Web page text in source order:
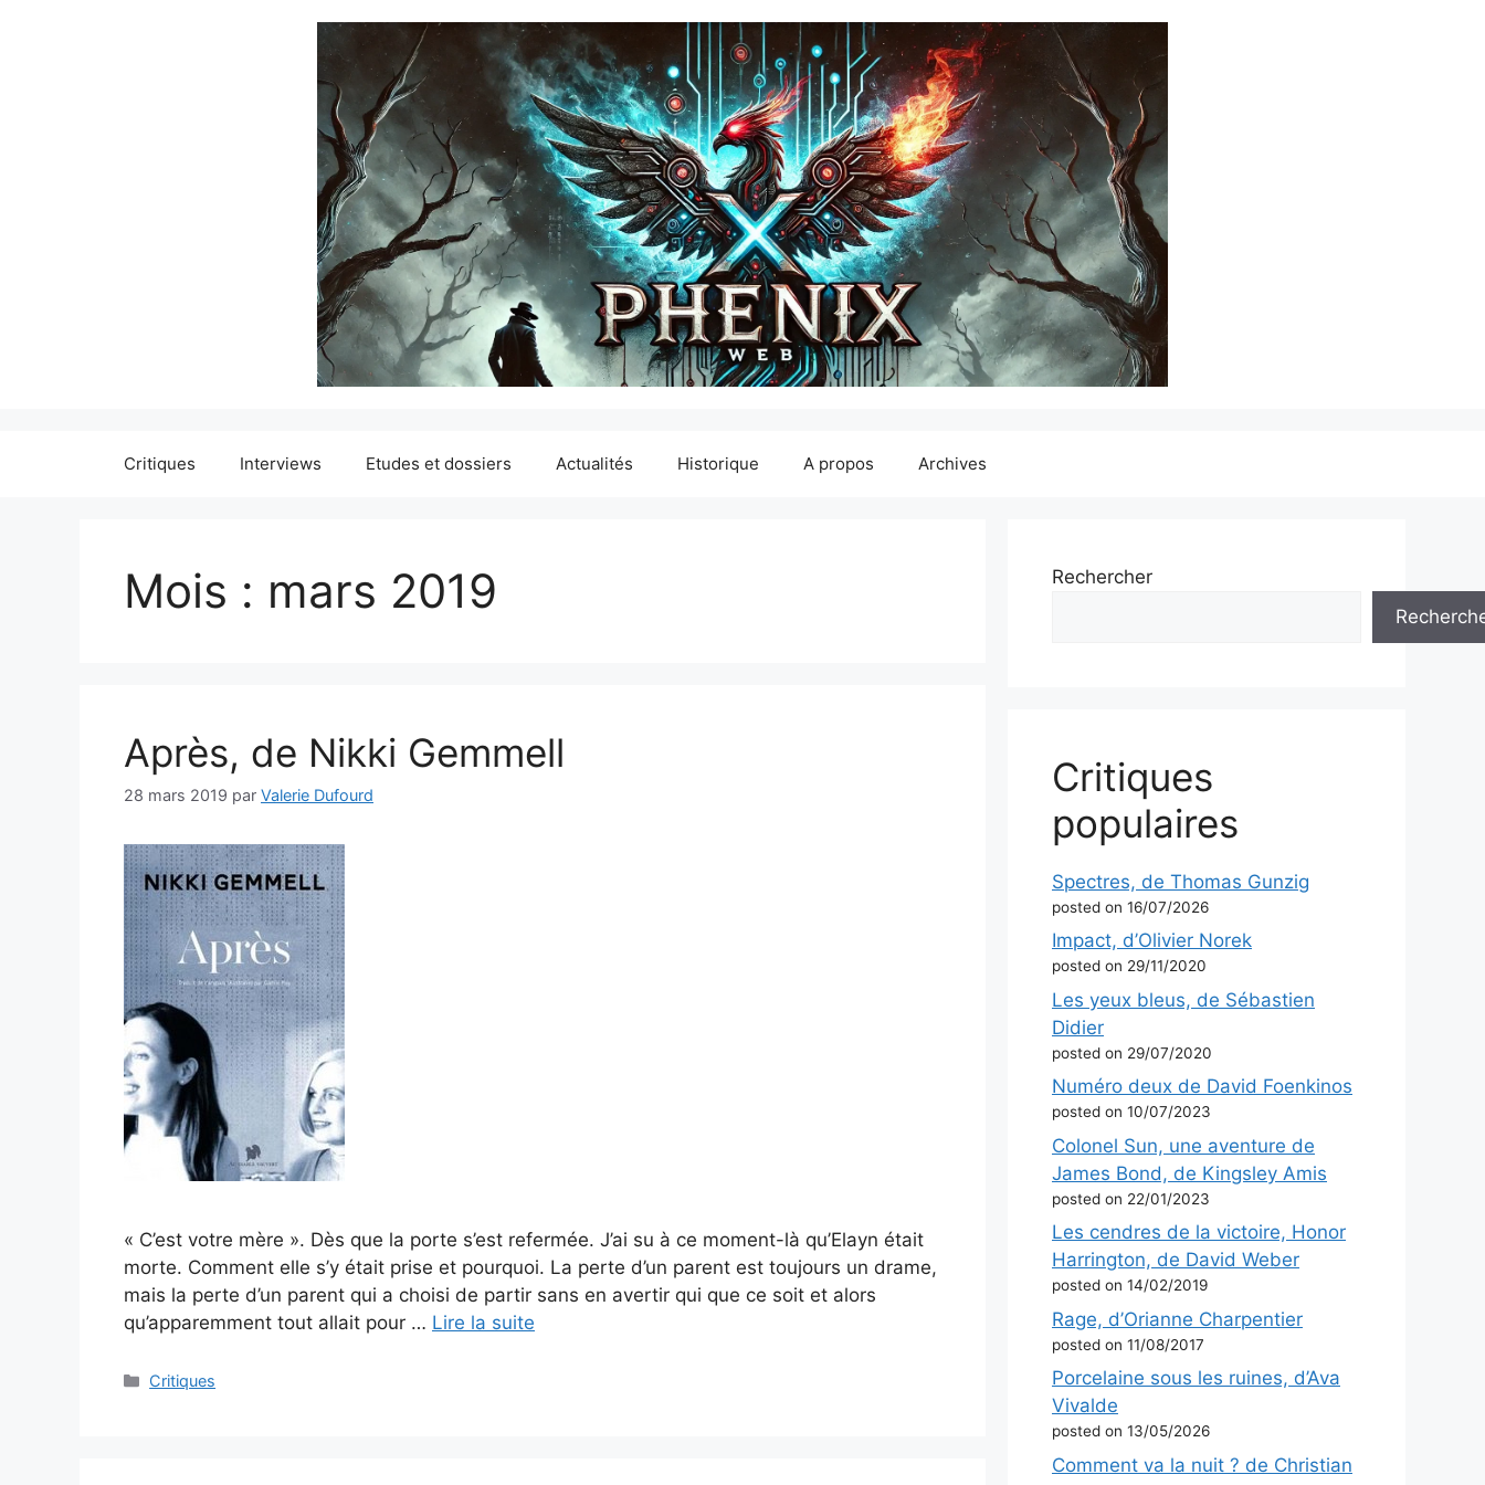
Critiques Interviews Etudes et dossiers Actualités Historique A propos Archives
Mois : mars 2019
Après, de Nikki Gemmell
28 mars 2019 par Valerie Dufourd
« C’est votre mère ». Dès que la porte s’est refermée. J’ai su à ce moment-là qu’Elayn était
morte. Comment elle s’y était prise et pourquoi. La perte d’un parent est toujours un drame,
mais la perte d’un parent qui a choisi de partir sans en avertir qui que ce soit et alors
qu’apparemment tout allait pour … Lire la suite
Critiques
Rechercher
Critiques
populaires
Spectres, de Thomas Gunzig
posted on 16/07/2026
Impact, d’Olivier Norek
posted on 29/11/2020
Les yeux bleus, de Sébastien
Didier
posted on 29/07/2020
Numéro deux de David Foenkinos
posted on 10/07/2023
Colonel Sun, une aventure de
James Bond, de Kingsley Amis
posted on 22/01/2023
Les cendres de la victoire, Honor
Harrington, de David Weber
posted on 14/02/2019
Rage, d’Orianne Charpentier
posted on 11/08/2017
Porcelaine sous les ruines, d’Ava
Vivalde
posted on 13/05/2026
Comment va la nuit ? de Christian